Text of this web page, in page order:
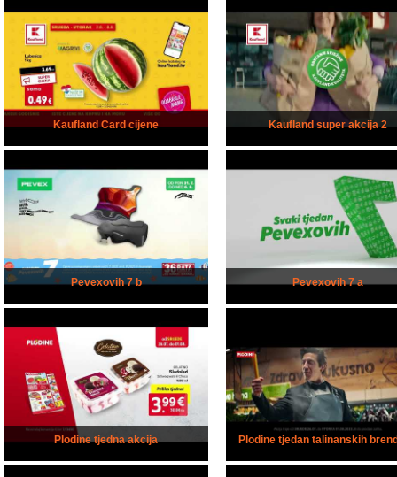
Kaufland Card cijene Kaufland super akcija 2
Pevexovih 7 b Pevexovih 7 a
Plodine tjedna akcija Plodine tjedan talinanskih